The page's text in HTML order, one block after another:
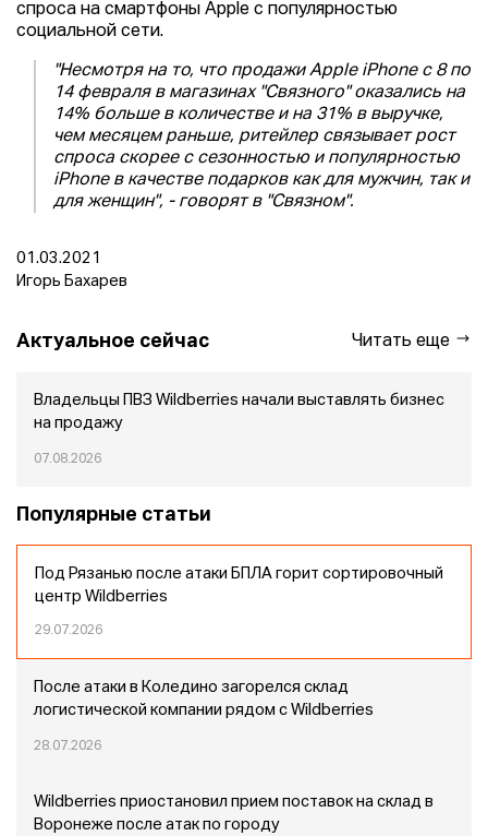
спроса на смартфоны Apple с популярностью
социальной сети.
"Несмотря на то, что продажи Apple iPhone с 8 по
14 февраля в магазинах "Связного" оказались на
14% больше в количестве и на 31% в выручке,
чем месяцем раньше, ритейлер связывает рост
спроса скорее с сезонностью и популярностью
iPhone в качестве подарков как для мужчин, так и
для женщин", - говорят в "Связном".
01.03.2021
Игорь Бахарев
Актуальное сейчас Читать еще
Владельцы ПВЗ Wildberries начали выставлять бизнес
на продажу
07.08.2026
Популярные статьи
Под Рязанью после атаки БПЛА горит сортировочный
центр Wildberries
29.07.2026
После атаки в Коледино загорелся склад
логистической компании рядом с Wildberries
28.07.2026
Wildberries приостановил прием поставок на склад в
Воронеже после атак по городу